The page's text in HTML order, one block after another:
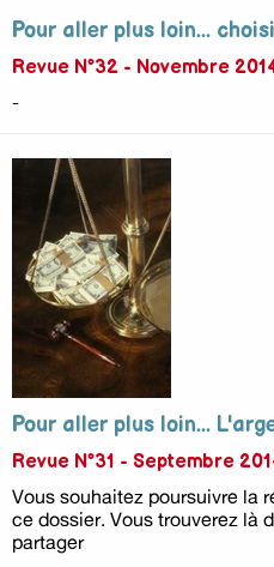
Pour aller plus loin...
Revue N°32 - Novembre
-
Pour aller plus loin...
Revue N°31 - Septembre
Vous souhaitez poursuivre la
ce dossier. Vous trouverez là
partager